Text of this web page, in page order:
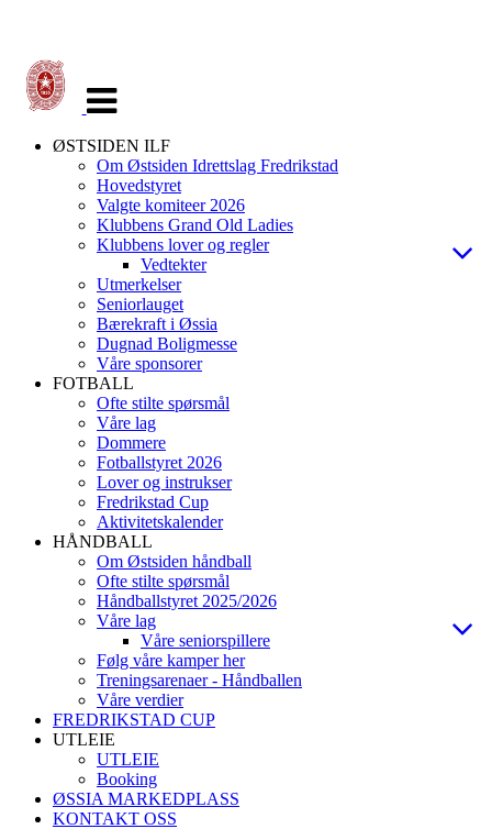
navigasjon
ØSTSIDEN ILF
Om Østsiden Idrettslag Fredrikstad
Hovedstyret
Valgte komiteer 2026
Klubbens Grand Old Ladies
Klubbens lover og regler
Vedtekter
Utmerkelser
Seniorlauget
Bærekraft i Øssia
Dugnad Boligmesse
Våre sponsorer
FOTBALL
Ofte stilte spørsmål
Våre lag
Dommere
Fotballstyret 2026
Lover og instrukser
Fredrikstad Cup
Aktivitetskalender
HÅNDBALL
Om Østsiden håndball
Ofte stilte spørsmål
Håndballstyret 2025/2026
Våre lag
Våre seniorspillere
Følg våre kamper her
Treningsarenaer - Håndballen
Våre verdier
FREDRIKSTAD CUP
UTLEIE
UTLEIE
Booking
ØSSIA MARKEDPLASS
KONTAKT OSS